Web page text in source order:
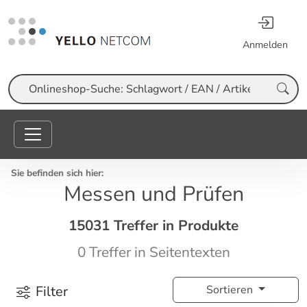
Anmelden
Suche
Sie befinden sich hier:
Messen und Prüfen
15031 Treffer in Produkte
0 Treffer in Seitentexten
Filter Sortieren